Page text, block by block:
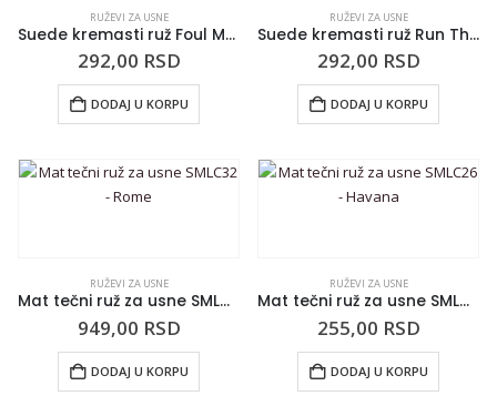
RUŽEVI ZA USNE
Suede kremasti ruž Foul Mouth – LSCL18
292,00 RSD
DODAJ U KORPU
RUŽEVI ZA USNE
Suede kremasti ruž Run The World – LSCL15
292,00 RSD
DODAJ U KORPU
RUŽEVI ZA USNE
Mat tečni ruž za usne SMLC32 – Rome
949,00 RSD
DODAJ U KORPU
RUŽEVI ZA USNE
Mat tečni ruž za usne SMLC26 – Havana
255,00 RSD
DODAJ U KORPU